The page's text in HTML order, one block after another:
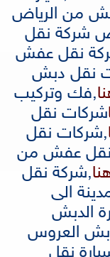
من الرياض
شركة نقل
نقل عفش
نقل دبش
,فك وتركيب
شركات نقل
,شركات نقل
نقل عفش من
,شركة نقل
الى
الدبش
العروس